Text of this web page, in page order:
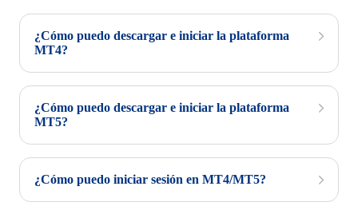
¿Cómo puedo descargar e iniciar la plataforma
MT4?
¿Cómo puedo descargar e iniciar la plataforma
MT5?
¿Cómo puedo iniciar sesión en MT4/MT5?